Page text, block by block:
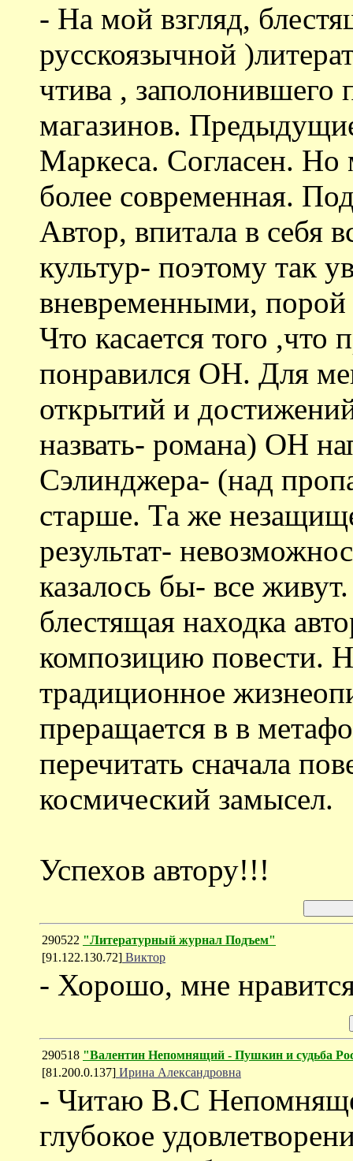
- На мой взгляд,
русскоязычной
чтива ,
магазинов.
Маркеса. Согласен. Но
более современная.
Автор, впитала в себя
культур- поэтому так
вневременными,
Что касается того
понравился ОН. Для
открытий и
назвать- романа) ОН
Сэлинджера- (над
старше. Та же
результат-
казалось бы- все
блестящая находка
композицию повести.
традиционное
преращается в в
перечитать сначала
космический замысел.
Успехов автору!!!
290522 "Литературный журнал Подъем"
[91.122.130.72] Виктор
- Хорошо, мне
290518 "Валентин Непомнящий - Пушкин и судьба
[81.200.0.137] Ирина Александровна
- Читаю В.С
глубокое